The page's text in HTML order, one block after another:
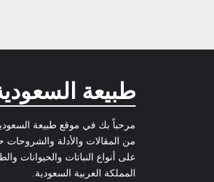
طبيعة
مرحباً بك في موقع طبيعة
من المقالات والأدلة
على أنواع النباتات والحيوانات
المملكة العربية السعودية.